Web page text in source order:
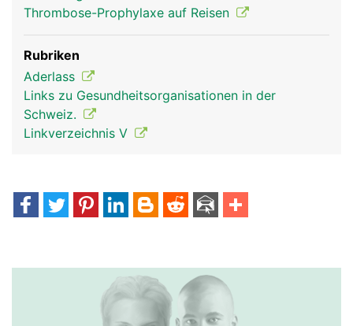
Thrombose-Prophylaxe auf Reisen
Rubriken
Aderlass
Links zu Gesundheitsorganisationen in der
Schweiz.
Linkverzeichnis V